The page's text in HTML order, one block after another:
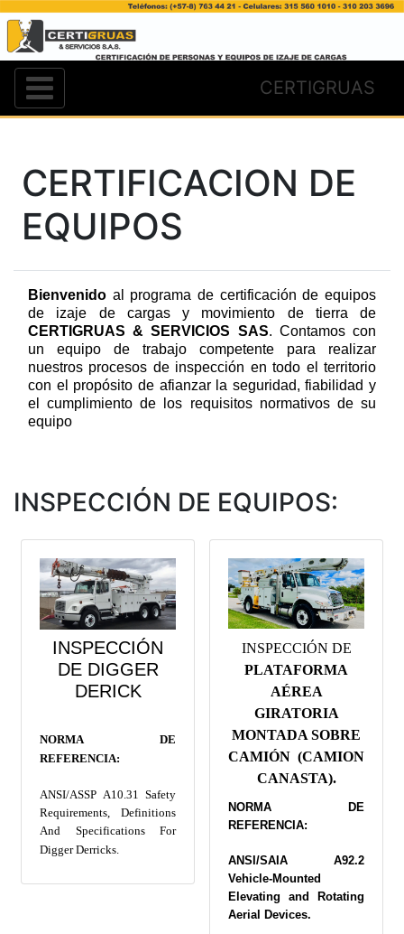
CERTIGRUAS
CERTIFICACION DE
EQUIPOS
Bienvenido al programa de certificación de equipos
de izaje de cargas y movimiento de tierra de
CERTIGRUAS & SERVICIOS SAS. Contamos con
un equipo de trabajo competente para realizar
nuestros procesos de inspección en todo el territorio
con el propósito de afianzar la seguridad, fiabilidad y
el cumplimiento de los requisitos normativos de su
equipo
INSPECCIÓN DE EQUIPOS:
INSPECCIÓN
DE DIGGER
DERICK
NORMA DE
REFERENCIA:
ANSI/ASSP A10.31 Safety
Requirements, Definitions
And Specifications For
Digger Derricks.
INSPECCIÓN DE
PLATAFORMA
AÉREA
GIRATORIA
MONTADA SOBRE
CAMIÓN (CAMION
CANASTA).
NORMA DE
REFERENCIA:
ANSI/SAIA A92.2
Vehicle-Mounted
Elevating and Rotating
Aerial Devices.